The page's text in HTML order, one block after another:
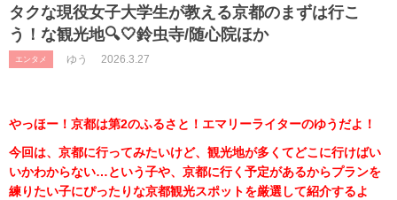
タクな現役女子大学生が教える京都のまずは行こ
う！な観光地🔍🤍鈴虫寺/随心院ほか
エンタメ ゆう 2026.3.27
やっほー！京都は第2のふるさと！エマリーライターのゆうだよ！
今回は、京都に行ってみたいけど、観光地が多くてどこに行けばい
いかわからない…という子や、京都に行く予定があるからプランを
練りたい子にぴったりな京都観光スポットを厳選して紹介するよ